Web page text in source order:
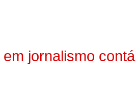
em jornalismo